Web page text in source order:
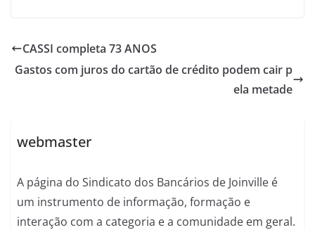
CASSI completa 73 ANOS
Gastos com juros do cartão de crédito podem cair p
ela metade
webmaster
A página do Sindicato dos Bancários de Joinville é
um instrumento de informação, formação e
interação com a categoria e a comunidade em geral.